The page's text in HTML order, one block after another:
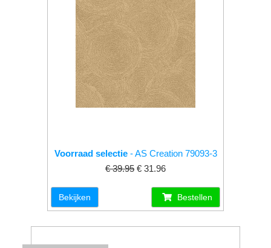
Voorraad selectie- AS Creation 79093-3
€ 39.95 € 31.96
Bekijken Bestellen